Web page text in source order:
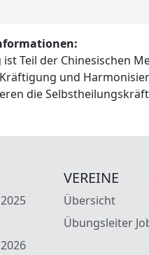
Teil der Chinesischen
und
die
VEREINE
Übersicht
Übungsleiter